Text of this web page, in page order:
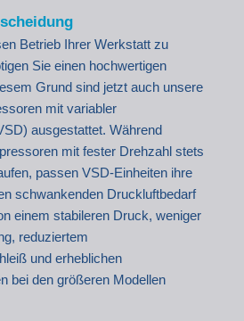
Betrieb Ihrer Werkstatt zu
Sie einen hochwertigen
Grund sind jetzt auch unsere
mit variabler
ausgestattet. Während
mit fester Drehzahl stets
passen VSD-Einheiten ihre
schwankenden Druckluftbedarf
einem stabileren Druck, weniger
reduziertem
und erheblichen
bei den größeren Modellen